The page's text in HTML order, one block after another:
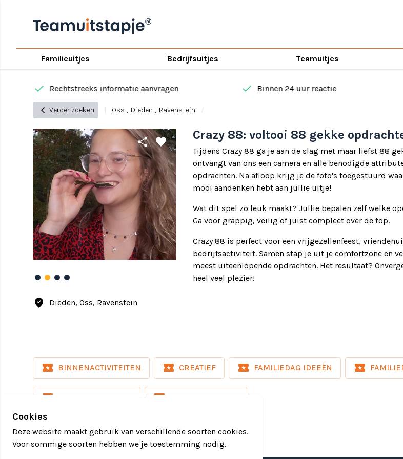
Familieuitjes Bedrijfsuitjes Teamuitjes
done Rechtstreeks informatie aanvragen done Binnen 24 uur reactie
chevron_left Verder zoeken Oss , Dieden , Ravenstein /
Crazy 88: voltooi 88 gekke
Tijdens Crazy 88 ga je aan de slag met maar liefst 88
ontvangt van ons een camera en alle benodigde
opdrachten. Na afloop krijg je de foto's toegestuurd
mooi aandenken hebt aan jullie uitje!
Wat dit spel zo leuk maakt? Jullie bepalen zelf welke
Ga voor grappig, veilig of juist compleet over de top.
Crazy 88 is perfect voor een vrijgezellenfeest,
bedrijfsactiviteit. Samen stap je uit je comfortzone en
meest uiteenlopende opdrachten. Het resultaat?
heel veel plezier!
share favorite
where_to_vote Dieden, Oss, Ravenstein
local_activity BINNENACTIVITEITEN local_activity CREATIEF local_activity FAMILIEDAG IDEEËN local_activity
local_activity local_activity
Cookies
Deze website maakt gebruik van verschillende soorten cookies.
Voor sommige soorten hebben we je toestemming nodig.